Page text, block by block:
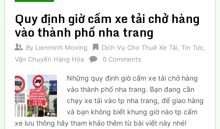
Quy định giờ cấm xe tải chở hàng
vào thành phố nha trang
By Lienminh Moving Dịch Vụ Cho Thuê Xe Tải Tin Tức,
Vận Chuyển Hàng Hóa
0 Comments
Những quy định giờ cấm xe tải chở hàng
vào thành phố nha trang. Bạn đang cần
chạy xe tải vào tp nha trang, để giao hàng
và bạn không biết khung giờ nào tp cấm
xe lưu thông hãy tham khảo thêm từ bài viết này nhé!